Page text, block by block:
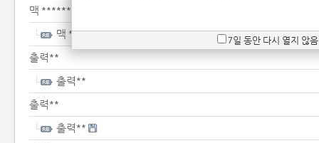
맥 *****************
맥 *****************
출력**
출력**
출력**
출력**
7일 동안 다시 열지 않음